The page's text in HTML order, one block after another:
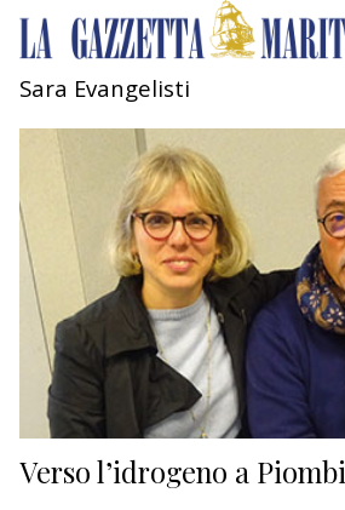
MOBILITÀ
INDUSTRIA
RICERCA
ECONOMIA
TURISMO
CULTURA
Sara Evangelisti
Verso l’idrogeno a